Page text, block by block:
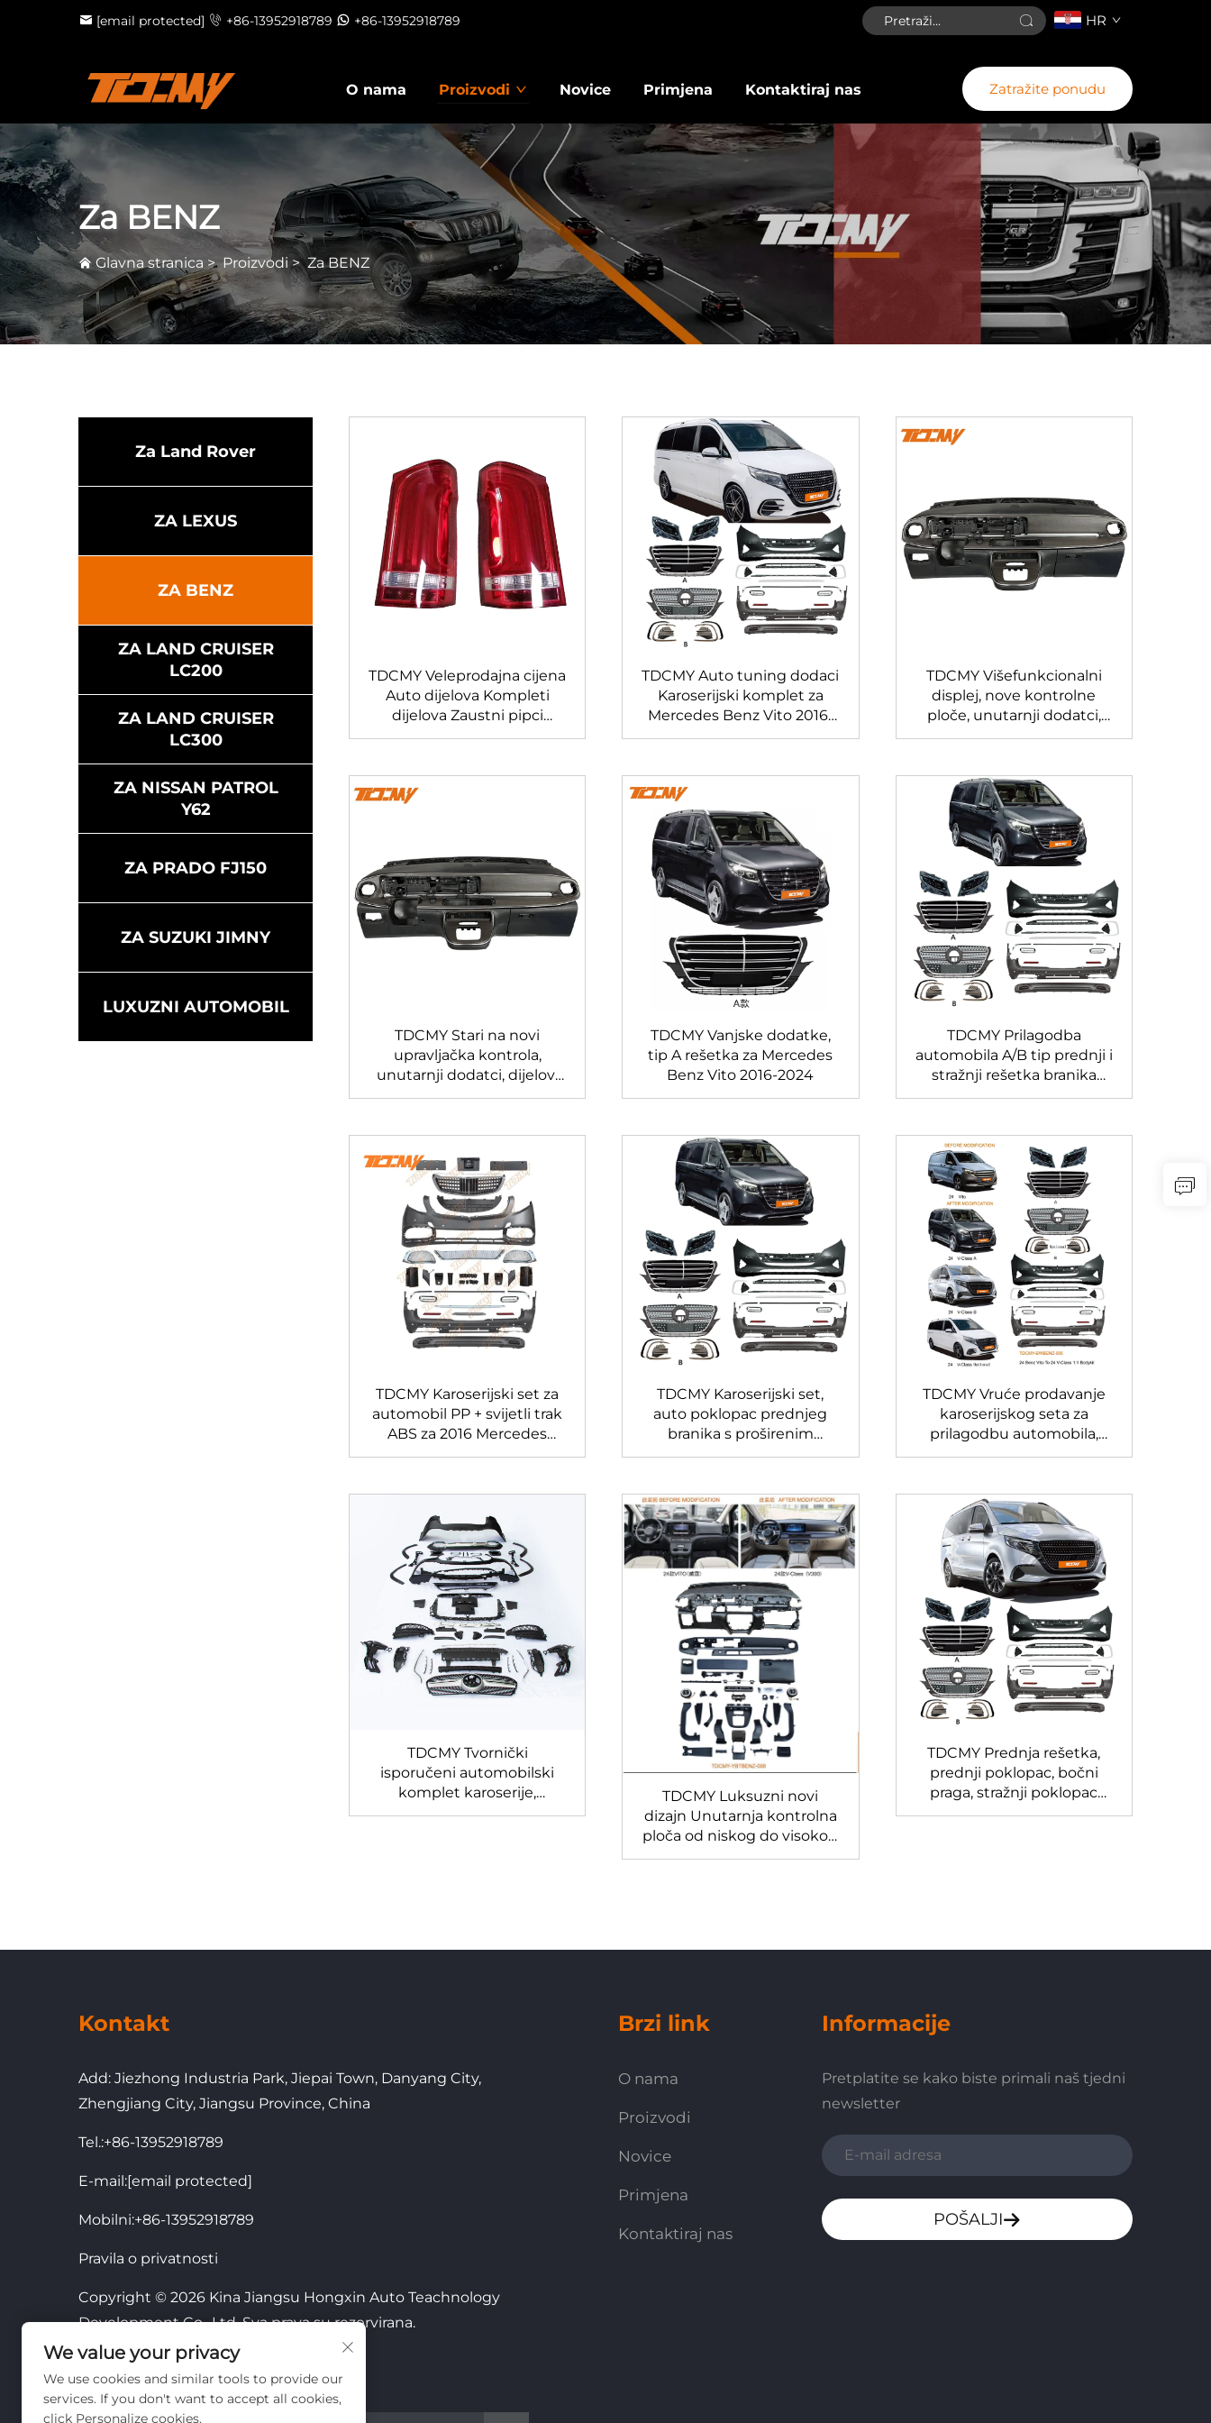
[email protected] +86-13952918789 +86-13952918789 HR
O nama Proizvodi Novice Primjena Kontaktiraj nas Zatražite ponudu
Za BENZ
Glavna stranica >Proizvodi >Za BENZ
Za Land Rover
ZA LEXUS
ZA BENZ
ZA LAND CRUISER
LC200
ZA LAND CRUISER
LC300
ZA NISSAN PATROL
Y62
ZA PRADO FJ150
ZA SUZUKI JIMNY
LUXUZNI AUTOMOBIL
TDCMY Veleprodajna cijena
Auto dijelova Kompleti
dijelova Zaustni pipci
Dekorativni obrubi
prošireni za Mercedes Benz
TDCMY Auto tuning dodaci
Karoserijski komplet za
Mercedes Benz Vito 2016-
2024
TDCMY Višefunkcionalni
displej, nove kontrolne
ploče, unutarnji dodatci,
dijelovi karoserije za
TDCMY Stari na novi
upravljačka kontrola,
unutarnji dodatci, dijelovi
karoserije za Mercedes
TDCMY Vanjske dodatke,
tip A rešetka za Mercedes
Benz Vito 2016-2024
TDCMY Prilagodba
automobila A/B tip prednji i
stražnji rešetka branika
cijeli karoserijski set za
TDCMY Karoserijski set za
automobil PP + svijetli trak
ABS za 2016 Mercedes
Benz Vito automobilski
TDCMY Karoserijski set,
auto poklopac prednjeg
branika s proširenim
blatobranima za Mercedes
TDCMY Vruće prodavanje
karoserijskog seta za
prilagodbu automobila,
pogodan za prednji i
Benz Vito
TDCMY Tvornički
isporučeni automobilski
komplet karoserije,
visokokvalitetni komplet
TDCMY Luksuzni novi
dizajn Unutarnja kontrolna
ploča od niskog do visokog
za 2016-2023 Mercedes
TDCMY Prednja rešetka,
prednji poklopac, bočni
praga, stražnji poklopac
Karoserijski set za
Kontakt
Add: Jiezhong Industria Park, Jiepai Town, Danyang City,
Zhengjiang City, Jiangsu Province, China
Tel.:+86-13952918789
E-mail:[email protected]
Mobilni:+86-13952918789
Pravila o privatnosti
Copyright © 2026 Kina Jiangsu Hongxin Auto Teachnology
Development Co., Ltd. Sva prava su rezervirana.
Brzi link
O nama
Proizvodi
Novice
Primjena
Kontaktiraj nas
Informacije
Pretplatite se kako biste primali naš tjedni
newsletter
POŠALJI
We value your privacy
We use cookies and similar tools to provide our
services. If you don't want to accept all cookies,
click Personalize cookies.